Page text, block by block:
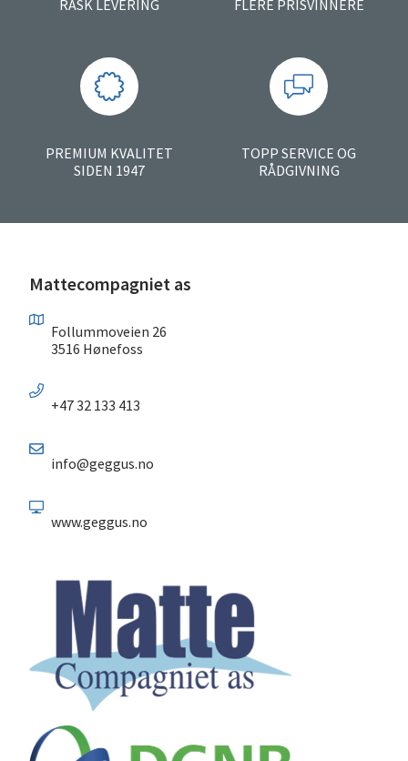
RASK LEVERING FLERE PRISVINNERE
PREMIUM KVALITET
SIDEN 1947
TOPP SERVICE OG
RÅDGIVNING
Mattecompagniet as
Follummoveien 26
3516 Hønefoss
+47 32 133 413
info@geggus.no
www.geggus.no